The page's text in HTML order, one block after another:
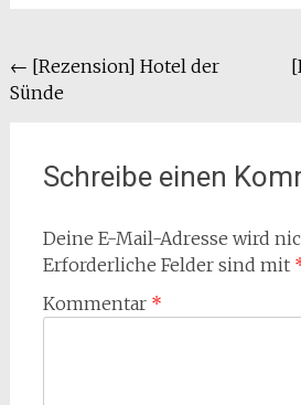
Beitragsnavigation
← [Rezension] Hotel der
Sünde
Schreibe einen
Deine E-Mail-Adresse wird
Erforderliche Felder sind mit
Kommentar *